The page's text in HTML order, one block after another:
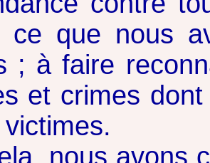
ce que nous
; à faire
et crimes
nous avons